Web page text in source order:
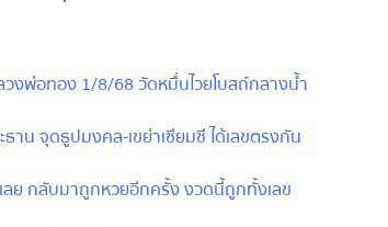
งพ่อทอง 1/8/68 วัดหมื่นไวยโบสถ์กลางน้ำ
น จุดธูปมงคล-เขย่าเซียมซี ได้เลขตรงกัน
กลับมาถูกหวยอีกครั้ง งวดนี้ถูกทั้งเลข